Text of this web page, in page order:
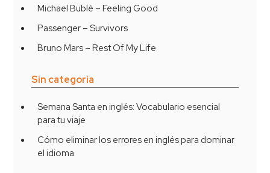
Michael Bublé – Feeling Good
Passenger – Survivors
Bruno Mars – Rest Of My Life
Sin categoría
Semana Santa en inglés: Vocabulario esencial
para tu viaje
Cómo eliminar los errores en inglés para dominar
el idioma